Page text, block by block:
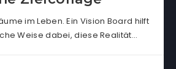
im Leben. Ein Vision Board hilft
Weise dabei, diese Realität…